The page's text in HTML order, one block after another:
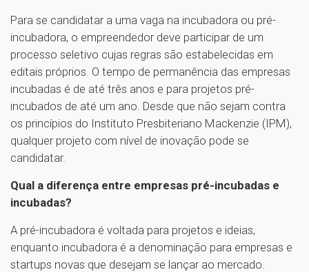
Para se candidatar a uma vaga na incubadora ou pré-
incubadora, o empreendedor deve participar de um
processo seletivo cujas regras são estabelecidas em
editais próprios. O tempo de permanência das empresas
incubadas é de até três anos e para projetos pré-
incubados de até um ano. Desde que não sejam contra
os princípios do Instituto Presbiteriano Mackenzie (IPM),
qualquer projeto com nível de inovação pode se
candidatar.
Qual a diferença entre empresas pré-incubadas e
incubadas?
A pré-incubadora é voltada para projetos e ideias,
enquanto incubadora é a denominação para empresas e
startups novas que desejam se lançar ao mercado.